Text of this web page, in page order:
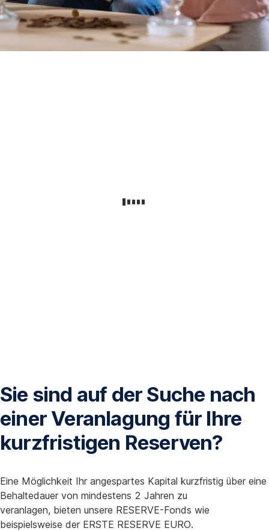
Sie sind auf der Suche nach
einer Veranlagung für Ihre
kurzfristigen Reserven?
Eine Möglichkeit Ihr angespartes Kapital kurzfristig über eine
Behaltedauer von mindestens 2 Jahren zu
veranlagen, bieten unsere RESERVE-Fonds wie
beispielsweise der ERSTE RESERVE EURO.